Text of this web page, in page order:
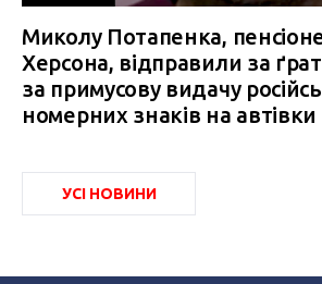
Миколу Потапенка,
Херсона, відправили за
за примусову видачу
номерних знаків на автівки
УСІ НОВИНИ